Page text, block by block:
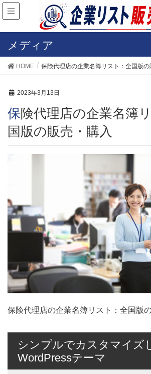
メディア
HOME 保険代理店の企業名簿リスト：全国版の
2023年3月13日
保険代理店の企業名簿リスト：全
国版の販売・購入
保険代理店の企業名簿リスト：全国版
シンプルでカスタマイズ
WordPressテーマ